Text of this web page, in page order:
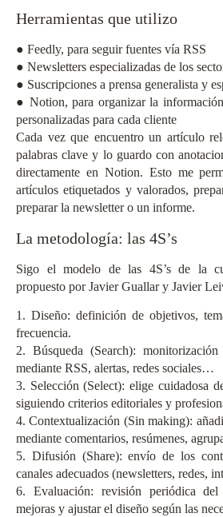
Herramientas que utilizo
● Feedly, para seguir fuentes vía RSS
● Newsletters especializadas de los
● Suscripciones a prensa generalista y
● Notion, para organizar la
personalizadas para cada cliente
Cada vez que encuentro un artículo
palabras clave y lo guardo con
directamente en Notion. Esto me
artículos etiquetados y valorados,
preparar la newsletter o un informe.
La metodología: las 4S’s
Sigo el modelo de las 4S’s de la
propuesto por Javier Guallar y Javier
1. Diseño: definición de objetivos,
frecuencia.
2. Búsqueda (Search):
mediante RSS, alertas, redes sociales…
3. Selección (Select): elige cuidadosa
siguiendo criterios editoriales y
4. Contextualización (Sin making):
mediante comentarios, resúmenes,
5. Difusión (Share): envío de los
canales adecuados (newsletters, redes,
6. Evaluación: revisión periódica del
mejoras y ajustar el diseño según las